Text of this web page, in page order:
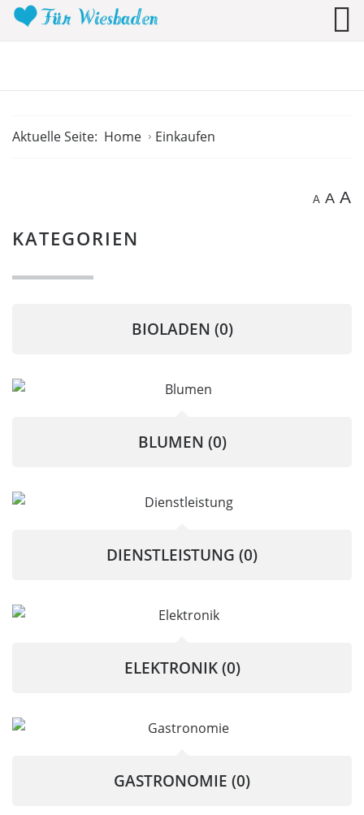
Aktuelle Seite: Home Einkaufen
A A A
KATEGORIEN
BIOLADEN (0)
BLUMEN (0)
DIENSTLEISTUNG (0)
ELEKTRONIK(0)
GASTRONOMIE (0)